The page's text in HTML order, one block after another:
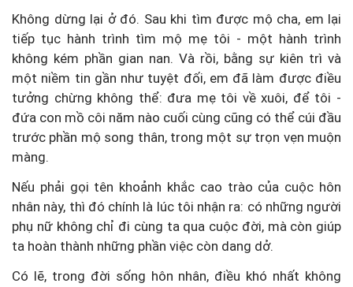
Không dừng lại ở đó. Sau khi tìm được mộ cha, em lại
tiếp tục hành trình tìm mộ mẹ tôi - một hành trình
không kém phần gian nan. Và rồi, bằng sự kiên trì và
một niềm tin gần như tuyệt đối, em đã làm được điều
tưởng chừng không thể: đưa mẹ tôi về xuôi, để tôi -
đứa con mồ côi năm nào cuối cùng cũng có thể cúi đầu
trước phần mộ song thân, trong một sự trọn vẹn muộn
màng.
Nếu phải gọi tên khoảnh khắc cao trào của cuộc hôn
nhân này, thì đó chính là lúc tôi nhận ra: có những người
phụ nữ không chỉ đi cùng ta qua cuộc đời, mà còn giúp
ta hoàn thành những phần việc còn dang dở.
Có lẽ, trong đời sống hôn nhân, điều khó nhất không